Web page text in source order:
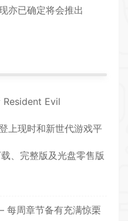
亦已确定将会推出
Evil
上现时和新世代游戏平
、完整版及光盘零售版
周章节备有充满惊栗